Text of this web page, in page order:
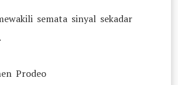
semata sinyal sekadar
Prodeo